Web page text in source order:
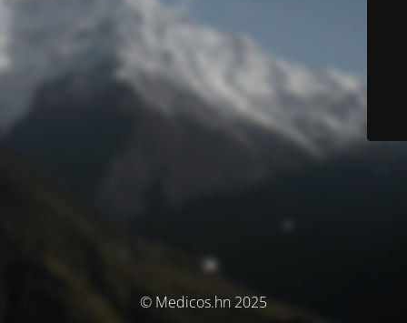
© Medicos.hn 2025